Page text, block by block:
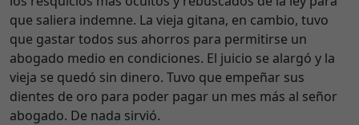
que saliera indemne. La vieja gitana, en cambio, tuvo
que gastar todos sus ahorros para permitirse un
abogado medio en condiciones. El juicio se alargó y la
vieja se quedó sin dinero. Tuvo que empeñar sus
dientes de oro para poder pagar un mes más al señor
abogado. De nada sirvió.